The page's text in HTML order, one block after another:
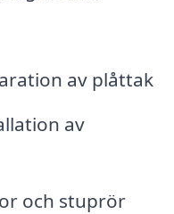
av plåttak
av
och stuprör